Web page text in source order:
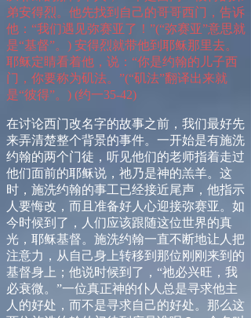
弟安得烈。他先找到自己的哥哥西门，告诉
他：“我们遇见弥赛亚了！”(“弥赛亚”意思就
是“基督”。 ) 安得烈就带他到耶稣那里去。
耶稣定睛看着他，说：“你是约翰的儿子西
门，你要称为矶法。”(“矶法”翻译出来就
是“彼得”。 ) (约一35-42)
在讨论西门改名字的故事之前，我们最好先
来弄清楚整个背景的事件。一开始是有施洗
约翰的两个门徒，听见他们的老师指着走过
他们面前的耶稣说，祂乃是神的羔羊。这
时，施洗约翰的事工已经接近尾声，他指示
人要悔改，而且准备好人心迎接弥赛亚。如
今时候到了，人们应该跟随这位世界的真
光，耶稣基督。施洗约翰一直不断地让人把
注意力，从自己身上转移到那位刚刚来到的
基督身上；他说时候到了，“祂必兴旺，我
必衰微。”一位真正神的仆人总是寻求他主
人的好处，而不是寻求自己的好处。那么这